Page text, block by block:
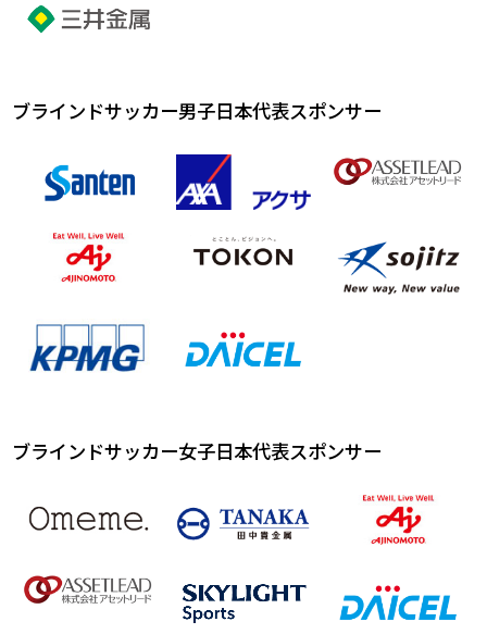
ブラインドサッカー男子日本代表スポンサー
ブラインドサッカー女子日本代表スポンサー